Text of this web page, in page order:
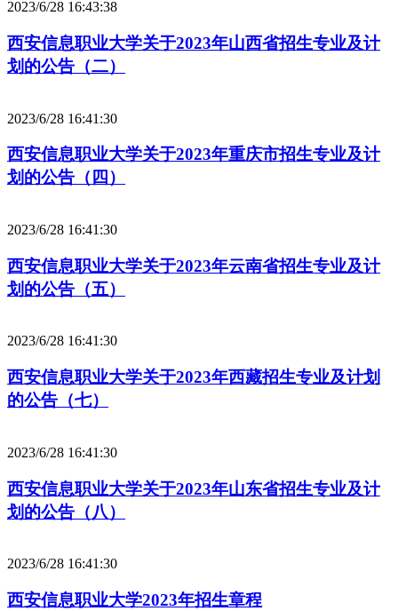
2023/6/28 16:43:38
西安信息职业大学关于2023年山西省招生专业及计
划的公告（二）
2023/6/28 16:41:30
西安信息职业大学关于2023年重庆市招生专业及计
划的公告（四）
2023/6/28 16:41:30
西安信息职业大学关于2023年云南省招生专业及计
划的公告（五）
2023/6/28 16:41:30
西安信息职业大学关于2023年西藏招生专业及计划
的公告（七）
2023/6/28 16:41:30
西安信息职业大学关于2023年山东省招生专业及计
划的公告（八）
2023/6/28 16:41:30
西安信息职业大学2023年招生章程